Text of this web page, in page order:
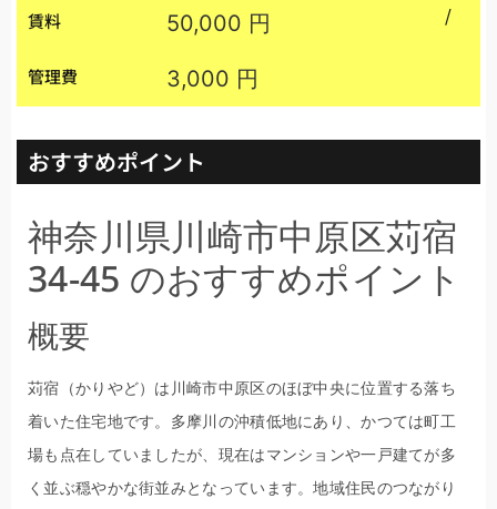
賃料 50,000 円 /
管理費 3,000 円
おすすめポイント
神奈川県川崎市中原区苅宿
34-45 のおすすめポイント
概要
苅宿（かりやど）は川崎市中原区のほぼ中央に位置する落ち
着いた住宅地です。多摩川の沖積低地にあり、かつては町工
場も点在していましたが、現在はマンションや一戸建てが多
く並ぶ穏やかな街並みとなっています。地域住民のつながり